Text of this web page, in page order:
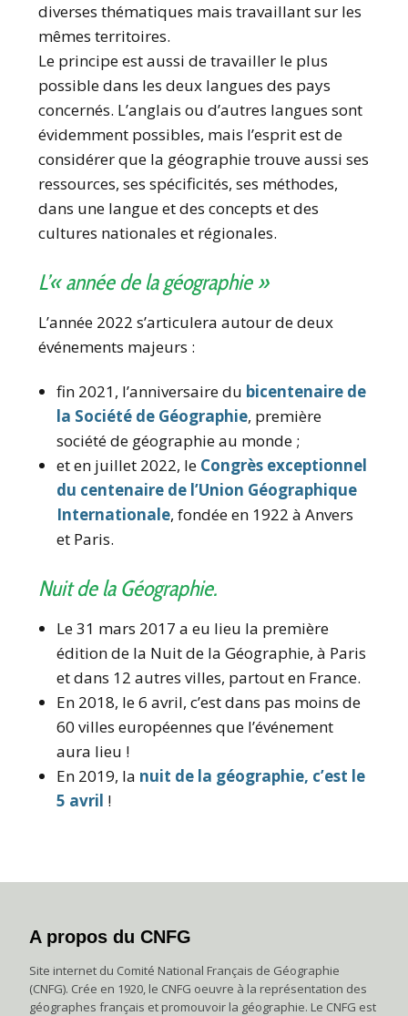
diverses thématiques mais travaillant sur les
mêmes territoires.
Le principe est aussi de travailler le plus
possible dans les deux langues des pays
concernés. L’anglais ou d’autres langues sont
évidemment possibles, mais l’esprit est de
considérer que la géographie trouve aussi ses
ressources, ses spécificités, ses méthodes,
dans une langue et des concepts et des
cultures nationales et régionales.
L’« année de la géographie »
L’année 2022 s’articulera autour de deux
événements majeurs :
fin 2021, l’anniversaire du bicentenaire de
la Société de Géographie, première
société de géographie au monde ;
et en juillet 2022, le Congrès exceptionnel
du centenaire de l’Union Géographique
Internationale, fondée en 1922 à Anvers
et Paris.
Nuit de la Géographie.
Le 31 mars 2017 a eu lieu la première
édition de la Nuit de la Géographie, à Paris
et dans 12 autres villes, partout en France.
En 2018, le 6 avril, c’est dans pas moins de
60 villes européennes que l’événement
aura lieu !
En 2019, la nuit de la géographie, c’est le
5 avril !
A propos du CNFG
Site internet du Comité National Français de Géographie
(CNFG). Crée en 1920, le CNFG oeuvre à la représentation des
géographes français et promouvoir la géographie. Le CNFG est